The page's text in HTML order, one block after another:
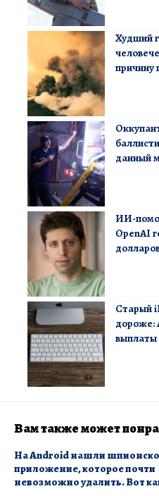
Худший
причину
данный
ИИ-
OpenAI
Старый
дороже:
выплаты
Вам также может
На Android нашли
приложение, которое почти
невозможно удалить. Вот